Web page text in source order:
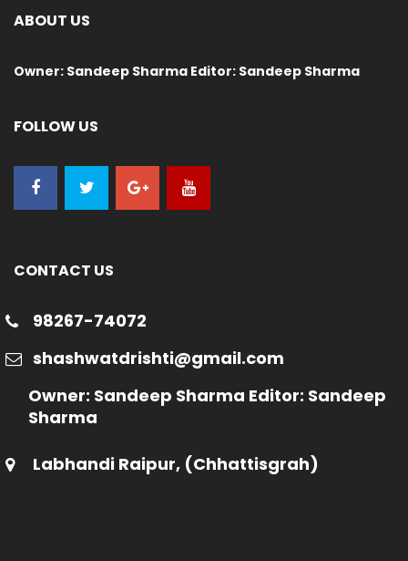
ABOUT US
Owner: Sandeep Sharma Editor: Sandeep Sharma
FOLLOW US
CONTACT US
98267-74072
shashwatdrishti@gmail.com
Owner: Sandeep Sharma Editor: Sandeep
Sharma
Labhandi Raipur, (Chhattisgrah)